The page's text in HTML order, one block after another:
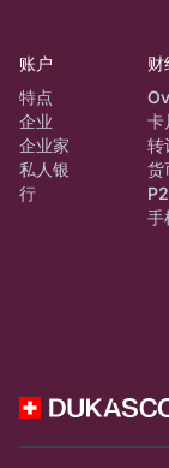
账户
特点
企业
企业家
私人银
行
财
卡
转
货
手